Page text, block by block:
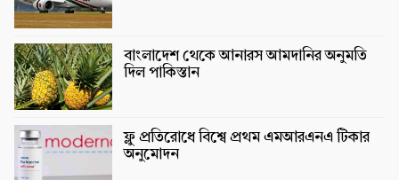
বাংলাদেশ থেকে আনারস আমদানির অনুমতি
দিল পাকিস্তান
ফ্লু প্রতিরোধে বিশ্বে প্রথম এমআরএনএ টিকার
অনুমোদন